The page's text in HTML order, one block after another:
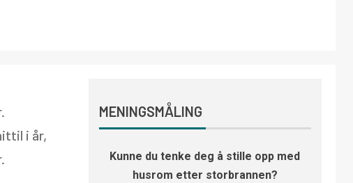
i år,
MENINGSMÅLING
Kunne du tenke deg å stille opp med
husrom etter storbrannen?